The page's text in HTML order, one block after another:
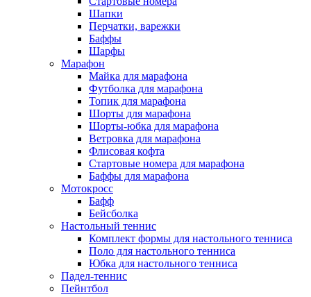
Шапки
Перчатки, варежки
Баффы
Шарфы
Марафон
Майка для марафона
Футболка для марафона
Топик для марафона
Шорты для марафона
Шорты-юбка для марафона
Ветровка для марафона
Флисовая кофта
Стартовые номера для марафона
Баффы для марафона
Мотокросс
Бафф
Бейсболка
Настольный теннис
Комплект формы для настольного тенниса
Поло для настольного тенниса
Юбка для настольного тенниса
Падел-теннис
Пейнтбол